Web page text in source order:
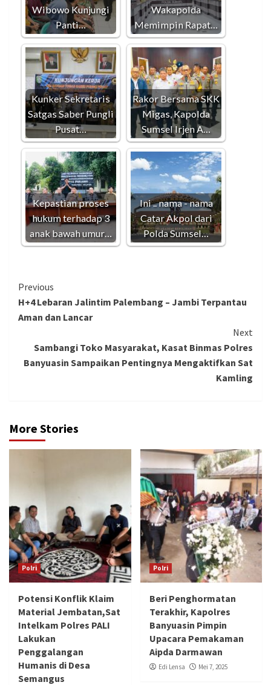
Wibowo Kunjungi
Panti…
Wakapolda
Memimpin Rapat…
Kunker Sekretaris
Satgas Saber Pungli
Pusat…
Rakor Bersama SKK
Migas, Kapolda
Sumsel Irjen A…
Kepastian proses
hukum terhadap 3
anak bawah umur…
Ini .. nama - nama
Catar Akpol dari
Polda Sumsel…
Continue
Reading
Previous
H+4 Lebaran Jalintim Palembang – Jambi Terpantau
Aman dan Lancar
Next
Sambangi Toko Masyarakat, Kasat Binmas Polres
Banyuasin Sampaikan Pentingnya Mengaktifkan Sat
Kamling
More Stories
Polri
Potensi Konflik Klaim
Material Jembatan,Sat
Intelkam Polres PALI
Lakukan
Penggalangan
Humanis di Desa
Semangus
Polri
Beri Penghormatan
Terakhir, Kapolres
Banyuasin Pimpin
Upacara Pemakaman
Aipda Darmawan
Edi Lensa Mei 7, 2025